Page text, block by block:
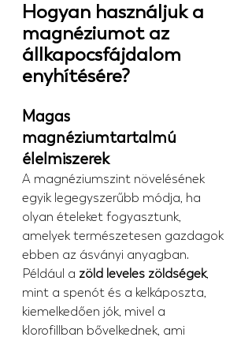
Hogyan használjuk a
magnéziumot az
állkapocsfájdalom
enyhítésére?
Magas
magnéziumtartalmú
élelmiszerek
A magnéziumszint növelésének
egyik legegyszerűbb módja, ha
olyan ételeket fogyasztunk,
amelyek természetesen gazdagok
ebben az ásványi anyagban.
Például a zöld leveles zöldségek,
mint a spenót és a kelkáposzta,
kiemelkedően jók, mivel a
klorofillban bővelkednek, ami